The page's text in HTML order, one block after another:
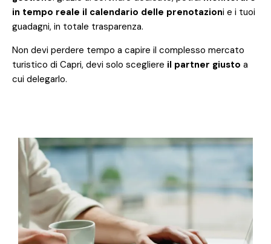
in tempo reale il calendario delle prenotazioni e i tuoi
guadagni, in totale trasparenza.
Non devi perdere tempo a capire il complesso mercato
turistico di Capri, devi solo scegliere il partner giusto a
cui delegarlo.